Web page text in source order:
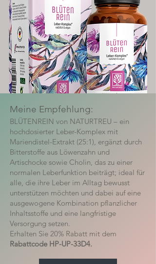
Meine Empfehlung:
BLÜTENREIN von NATURTREU – ein
hochdosierter Leber-Komplex mit
Mariendistel-Extrakt (25:1), ergänzt durch
Bitterstoffe aus Löwenzahn und
Artischocke sowie Cholin, das zu einer
normalen Leberfunktion beiträgt; ideal für
alle, die ihre Leber im Alltag bewusst
unterstützen möchten und dabei auf eine
ausgewogene Kombination pflanzlicher
Inhaltsstoffe und eine langfristige
Versorgung setzen.
Erhalten Sie 20% Rabatt mit dem
Rabattcode HP-UP-33D4.